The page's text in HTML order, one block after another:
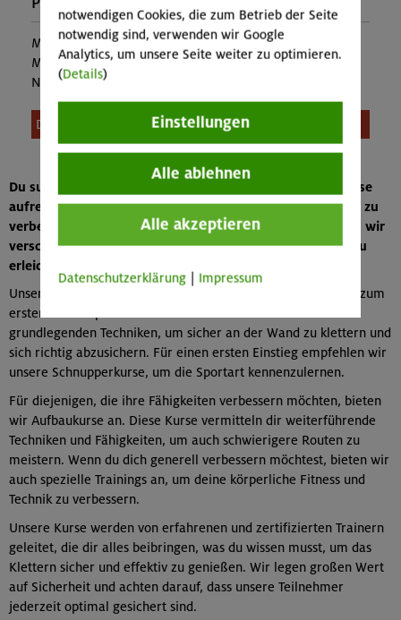
Mitglieder:
102,00 €
Mitglieder anderer Sektion:
126,00 €
Nichtmitglieder:
Diese Veranstaltung ist leider nicht mehr buchbar.
Du suchst nach einem Kletterkurs in München, um in diese
aufregende Sportart einzusteigen oder deine Fähigkeiten zu
verbessern? Als Alpenverein München & Oberland bieten wir
verschiedene Kurse an, um den Einstieg in das Klettern zu
erleichtern oder deine Kenntnisse zu vertiefen.
Unsere Grundkurse sind ideal für Anfänger, die das Klettern zum
ersten Mal ausprobieren möchten. Hier lernst du die
grundlegenden Techniken, um sicher an der Wand zu klettern und
sich richtig abzusichern. Für einen ersten Einstieg empfehlen wir
unsere Schnupperkurse, um die Sportart kennenzulernen.
Für diejenigen, die ihre Fähigkeiten verbessern möchten, bieten
wir Aufbaukurse an. Diese Kurse vermitteln dir weiterführende
Techniken und Fähigkeiten, um auch schwierigere Routen zu
meistern. Wenn du dich generell verbessern möchtest, bieten wir
auch spezielle Trainings an, um deine körperliche Fitness und
Technik zu verbessern.
Unsere Kurse werden von erfahrenen und zertifizierten Trainern
geleitet, die dir alles beibringen, was du wissen musst, um das
Klettern sicher und effektiv zu genießen. Wir legen großen Wert
auf Sicherheit und achten darauf, dass unsere Teilnehmer
jederzeit optimal gesichert sind.
notwendigen Cookies, die zum Betrieb der Seite
notwendig sind, verwenden wir Google
Analytics, um unsere Seite weiter zu optimieren.
(Details)
Einstellungen
Alle ablehnen
Alle akzeptieren
Datenschutzerklärung Impressum